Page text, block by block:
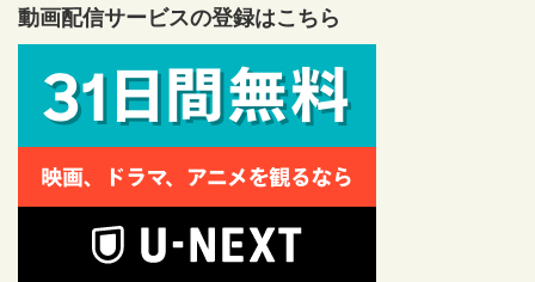
動画配信サービスの登録はこちら